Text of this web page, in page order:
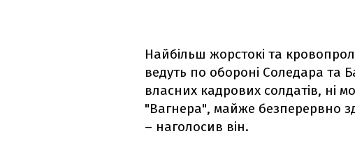
Найбільш жорстокі та
ведуть по обороні Соледара та
власних кадрових солдатів, ні
"Вагнера", майже безперервно
– наголосив він.